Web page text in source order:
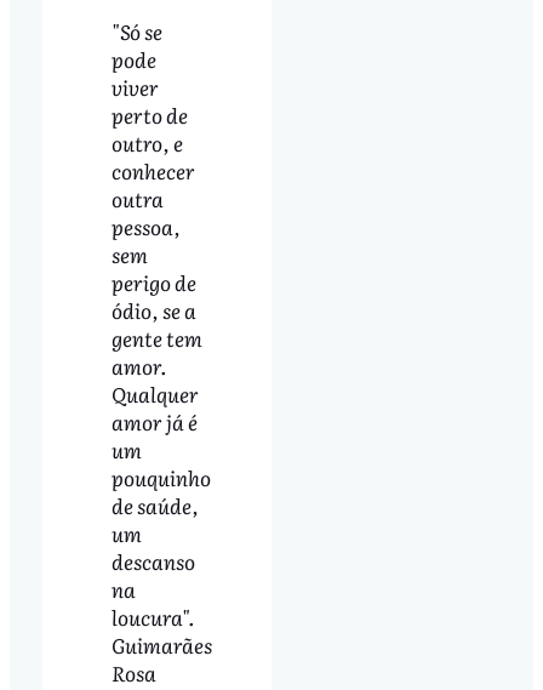
"Só se
pode
viver
perto de
outro, e
conhecer
outra
pessoa,
sem
perigo de
ódio, se a
gente tem
amor.
Qualquer
amor já é
um
pouquinho
de saúde,
um
descanso
na
loucura".
Guimarães
Rosa